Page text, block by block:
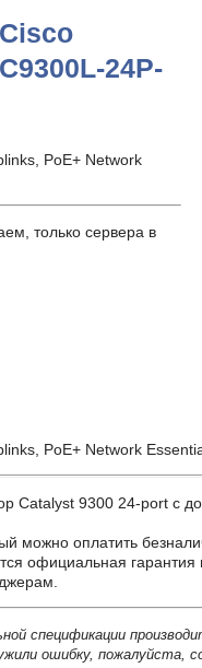
Cisco
C9300L-24P-
PoE+ Network
только сервера в
PoE+ Network
9300 24-port с
можно оплатить
официальная гарантия
спецификации
ошибку, пожалуйста,